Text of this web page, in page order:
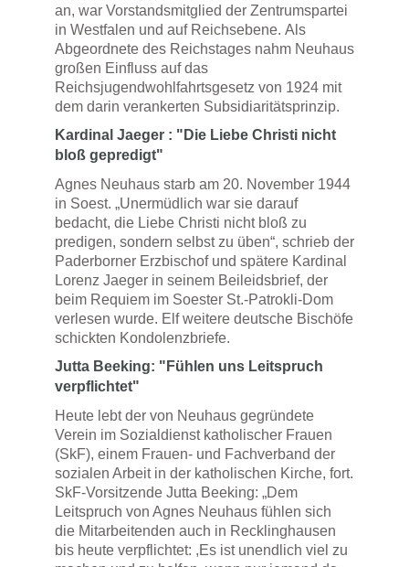
an, war Vorstandsmitglied der Zentrumspartei
in Westfalen und auf Reichsebene. Als
Abgeordnete des Reichstages nahm Neuhaus
großen Einfluss auf das
Reichsjugendwohlfahrtsgesetz von 1924 mit
dem darin verankerten Subsidiaritätsprinzip.
Kardinal Jaeger : "Die Liebe Christi nicht
bloß gepredigt"
Agnes Neuhaus starb am 20. November 1944
in Soest. „Unermüdlich war sie darauf
bedacht, die Liebe Christi nicht bloß zu
predigen, sondern selbst zu üben“, schrieb der
Paderborner Erzbischof und spätere Kardinal
Lorenz Jaeger in seinem Beileidsbrief, der
beim Requiem im Soester St.-Patrokli-Dom
verlesen wurde. Elf weitere deutsche Bischöfe
schickten Kondolenzbriefe.
Jutta Beeking: "Fühlen uns Leitspruch
verpflichtet"
Heute lebt der von Neuhaus gegründete
Verein im Sozialdienst katholischer Frauen
(SkF), einem Frauen- und Fachverband der
sozialen Arbeit in der katholischen Kirche, fort.
SkF-Vorsitzende Jutta Beeking: „Dem
Leitspruch von Agnes Neuhaus fühlen sich
die Mitarbeitenden auch in Recklinghausen
bis heute verpflichtet: ,Es ist unendlich viel zu